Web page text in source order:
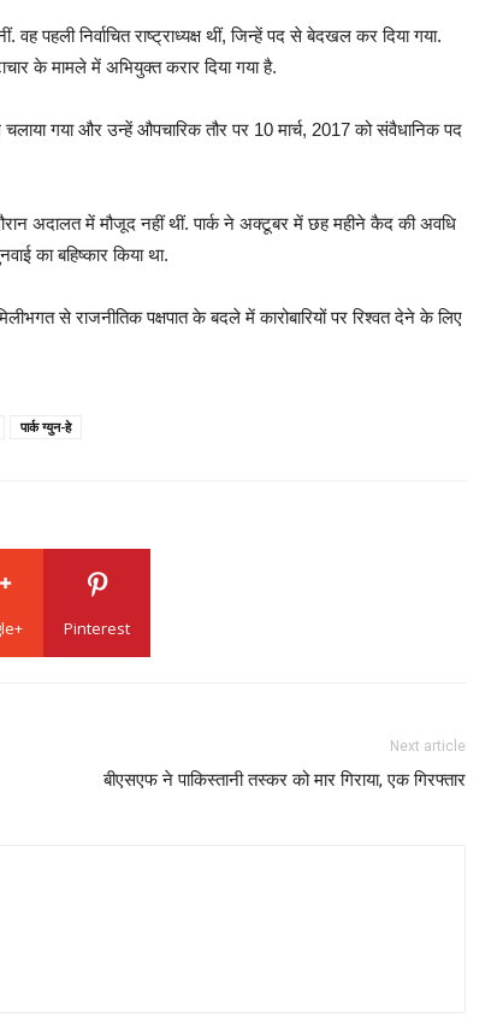
वह पहली निर्वाचित राष्ट्राध्यक्ष थीं, जिन्हें पद से बेदखल कर दिया गया.
के मामले में अभियुक्त करार दिया गया है.
गया और उन्हें औपचारिक तौर पर 10 मार्च, 2017 को संवैधानिक पद
अदालत में मौजूद नहीं थीं. पार्क ने अक्टूबर में छह महीने कैद की अवधि
का बहिष्कार किया था.
से राजनीतिक पक्षपात के बदले में कारोबारियों पर रिश्वत देने के लिए
पार्क ग्युन-हे
Pinterest
Next article
बीएसएफ ने पाकिस्तानी तस्कर को मार गिराया, एक गिरफ्तार